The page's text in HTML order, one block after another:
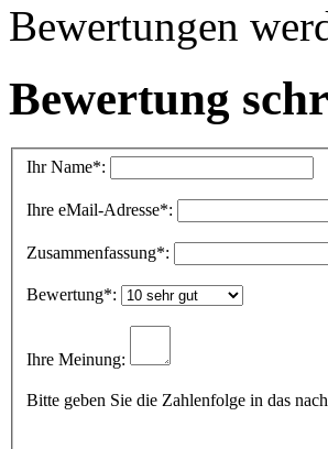
Bewertungen
Bewertung
Ihr Name*:
Ihre eMail-Adresse*:
Zusammenfassung*:
Bewertung*:
Ihre Meinung:
Bitte geben Sie die Zahlenfolge in das